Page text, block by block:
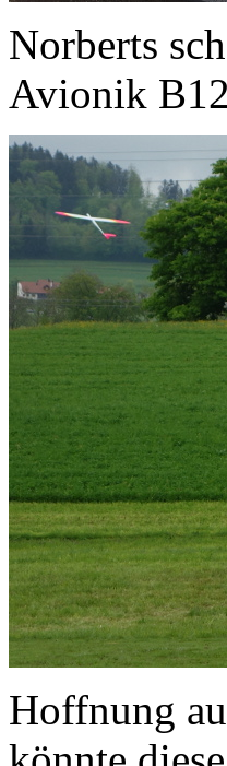
Norberts
Avionik
Hoffnung